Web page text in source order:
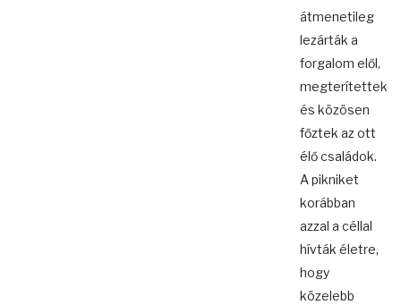
átmenetileg
lezárták a
forgalom elől,
megterítettek
és közösen
főztek az ott
élő családok.
A pikniket
korábban
azzal a céllal
hívták életre,
hogy
közelebb